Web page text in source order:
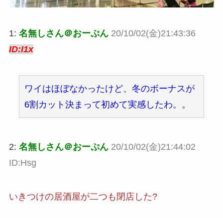
1: 名無しさん＠おーぷん 20/10/02(金)21:43:36
ID:I1x
ワイはほぼなかったけど、冬のボーナスが
6割カット決まって初めて実感したわ。。
2: 名無しさん＠おーぷん 20/10/02(金)21:44:02
ID:Hsg
いきつけの居酒屋が二つも閉店した?